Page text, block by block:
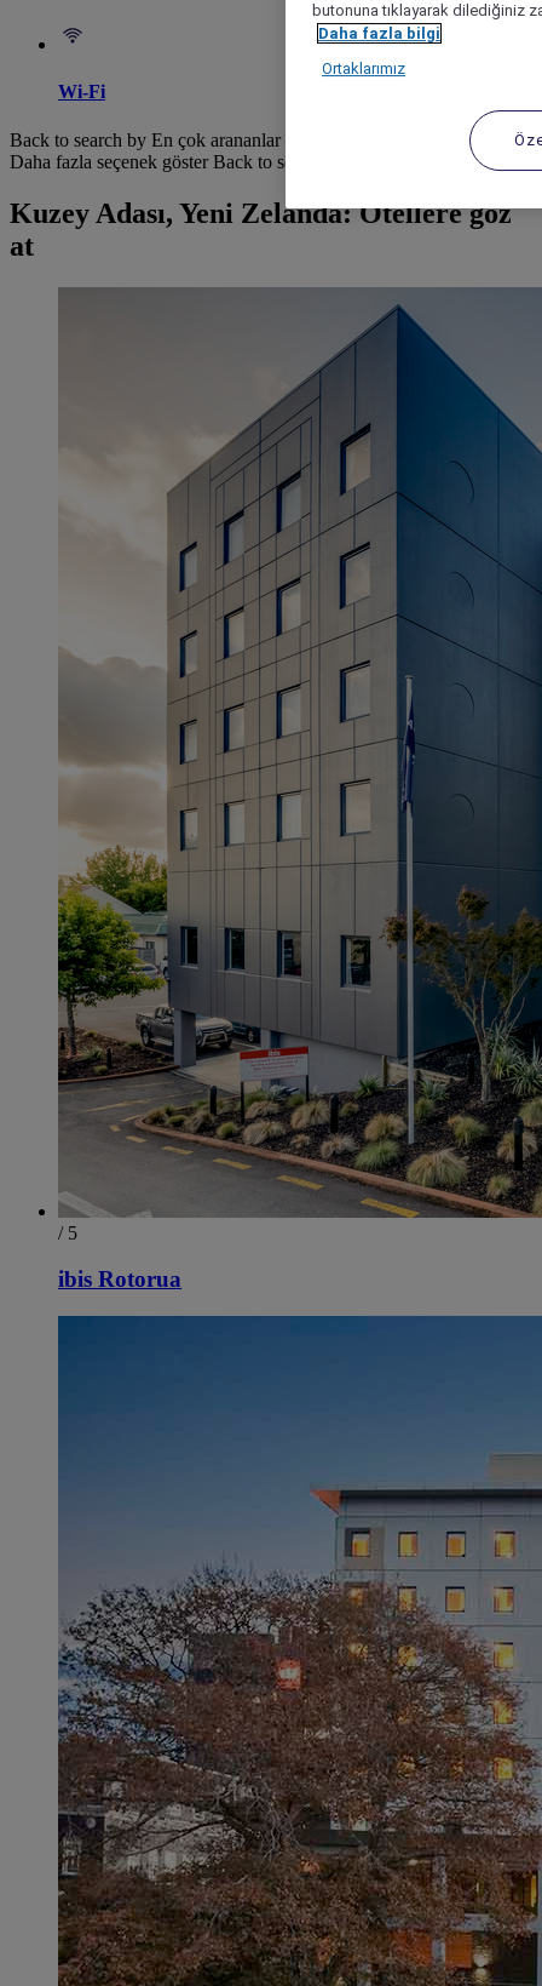
Wi-Fi
Back to search by En çok arananlar
Daha fazla seçenek göster Back to search by categories
Kuzey Adası, Yeni Zelanda: Otellere göz
at
/ 5
ibis Rotorua
butonuna tıklayarak dilediğiniz
Daha fazla bilgi
Ortaklarımız